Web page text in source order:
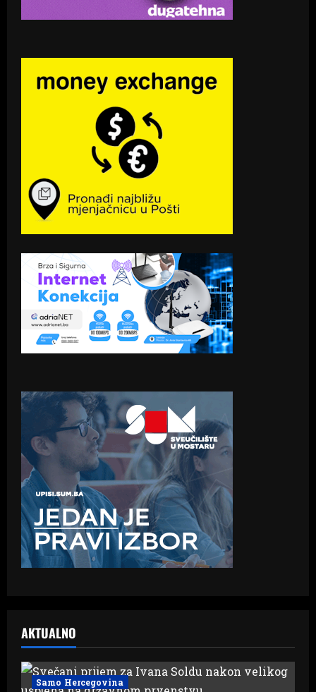
AKTUALNO
Samo Hercegovina